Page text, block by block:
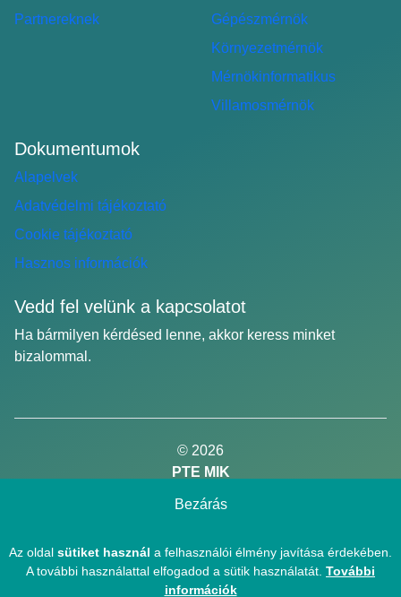
Partnereknek
Gépészmérnök
Környezetmérnök
Mérnökinformatikus
Villamosmérnök
Dokumentumok
Alapelvek
Adatvédelmi tájékoztató
Cookie tájékoztató
Hasznos információk
Vedd fel velünk a kapcsolatot
Ha bármilyen kérdésed lenne, akkor keress minket
bizalommal.
© 2026
PTE MIK
Powered by Affinity Works
Bezárás
Az oldal sütiket használ a felhasználói élmény javítása érdekében.
A további használattal elfogadod a sütik használatát. További
információk